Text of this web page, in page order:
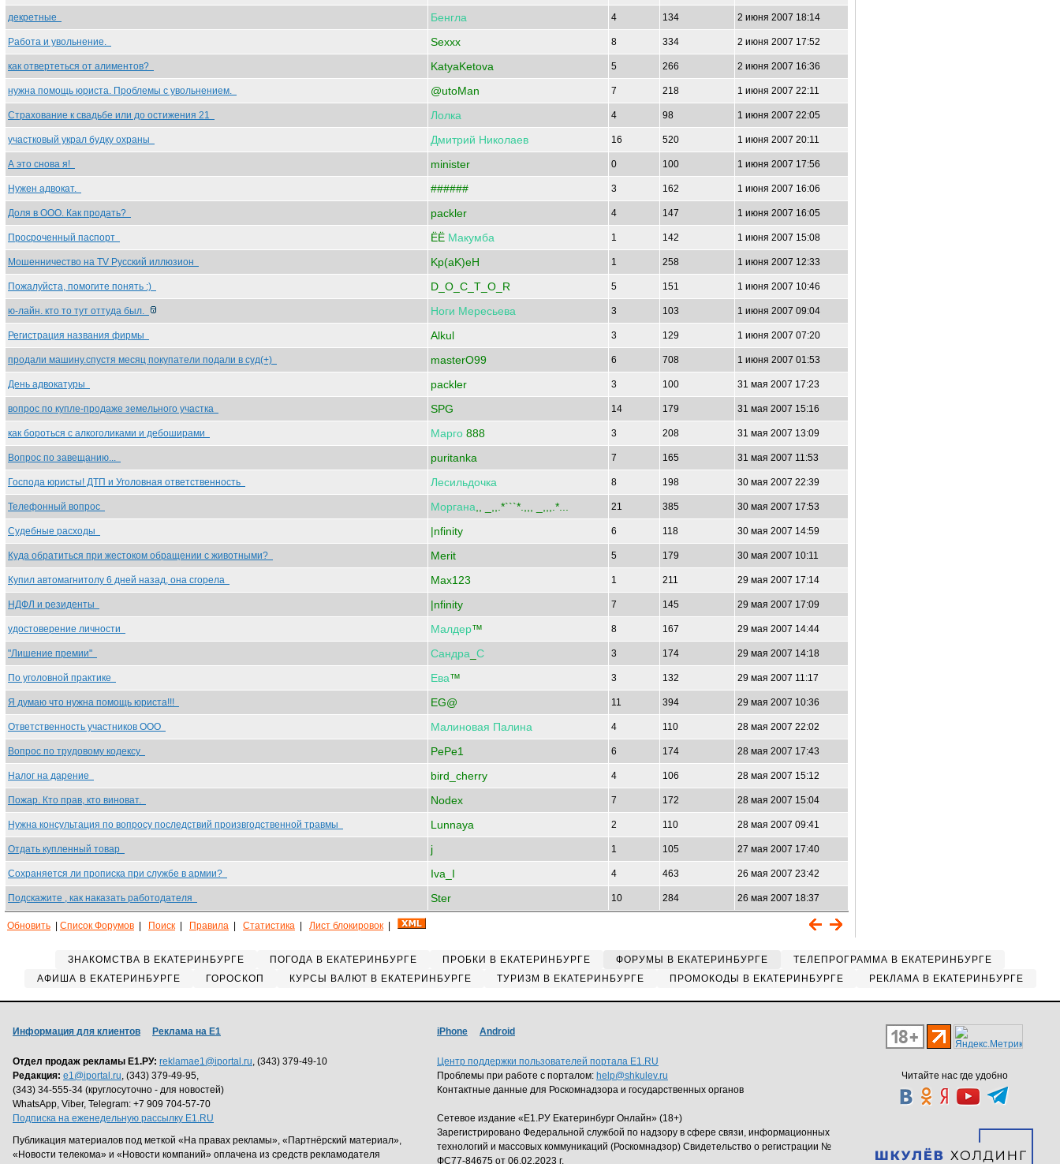
декретные Бенгла 4 134 2 июня 2007 18:14
Работа и увольнение. Sexxx 8 334 2 июня 2007 17:52
как отвертеться от алиментов? KatyaKetova 5 266 2 июня 2007 16:36
нужна помощь юриста. Проблемы с увольнением. @utoMan 7 218 1 июня 2007 22:11
Страхование к свадьбе или до остижения 21 Лолка 4 98 1 июня 2007 22:05
участковый украл будку охраны Дмитрий Николаев 16 520 1 июня 2007 20:11
А это снова я! minister 0 100 1 июня 2007 17:56
Нужен адвокат. ###### 3 162 1 июня 2007 16:06
Доля в ООО. Как продать? packler 4 147 1 июня 2007 16:05
Просроченный паспорт ЁЁ Макумба 1 142 1 июня 2007 15:08
Мошенничество на TV Русский иллюзион Kp(aK)eH 1 258 1 июня 2007 12:33
Пожалуйста, помогите понять :) D_O_C_T_O_R 5 151 1 июня 2007 10:46
ю-лайн. кто то тут оттуда был. Ноги Мересьева 3 103 1 июня 2007 09:04
Регистрация названия фирмы Alkul 3 129 1 июня 2007 07:20
продали машину.спустя месяц покупатели подали в суд(+) masterO99 6 708 1 июня 2007 01:53
День адвокатуры packler 3 100 31 мая 2007 17:23
вопрос по купле-продаже земельного участка SPG 14 179 31 мая 2007 15:16
как бороться с алкоголиками и дебоширами Марго 888 3 208 31 мая 2007 13:09
Вопрос по завещанию... puritanka 7 165 31 мая 2007 11:53
Господа юристы! ДТП и Уголовная ответственность Лесильдочка 8 198 30 мая 2007 22:39
Телефонный вопрос Моргана ,, _,,.*```*.,,, _,,,.*... 21 385 30 мая 2007 17:53
Судебные расходы |nfinity 6 118 30 мая 2007 14:59
Куда обратиться при жестоком обращении с животными? Merit 5 179 30 мая 2007 10:11
Купил автомагнитолу 6 дней назад, она сгорела Max123 1 211 29 мая 2007 17:14
НДФЛ и резиденты |nfinity 7 145 29 мая 2007 17:09
удостоверение личности Малдер™ 8 167 29 мая 2007 14:44
"Лишение премии" Сандра С 3 174 29 мая 2007 14:18
По уголовной практике Ева™ 3 132 29 мая 2007 11:17
Я думаю что нужна помощь юриста!!! EG@ 11 394 29 мая 2007 10:36
Ответственность участников ООО Малиновая Палина 4 110 28 мая 2007 22:02
Вопрос по трудовому кодексу PePe1 6 174 28 мая 2007 17:43
Налог на дарение bird_cherry 4 106 28 мая 2007 15:12
Пожар. Кто прав, кто виноват. Nodex 7 172 28 мая 2007 15:04
Нужна консультация по вопросу последствий произвгодственной травмы Lunnaya 2 110 28 мая 2007 09:41
Отдать купленный товар j 1 105 27 мая 2007 17:40
Сохраняется ли прописка при службе в армии? Iva_I 4 463 26 мая 2007 23:42
Подскажите , как наказать работодателя Ster 10 284 26 мая 2007 18:37
Обновить Список Форумов Поиск Правила Статистика Лист блокировок
ЗНАКОМСТВА В ЕКАТЕРИНБУРГЕ ПОГОДА В ЕКАТЕРИНБУРГЕ ПРОБКИ В ЕКАТЕРИНБУРГЕ ФОРУМЫ В ЕКАТЕРИНБУРГЕ
ТЕЛЕПРОГРАММА В ЕКАТЕРИНБУРГЕ
АФИША В ЕКАТЕРИНБУРГЕ
ГОРОСКОП КУРСЫ ВАЛЮТ В ЕКАТЕРИНБУРГЕ ТУРИЗМ В ЕКАТЕРИНБУРГЕ ПРОМОКОДЫ В ЕКАТЕРИНБУРГЕ РЕКЛАМА В ЕКАТЕРИНБУРГЕ
Читайте нас где удобно
Информация для клиентов Реклама на Е1
Отдел продаж рекламы Е1.РУ: reklamae1@iportal.ru, (343) 379-49-10
Редакция: e1@iportal.ru, (343) 379-49-95,
(343) 34-555-34 (круглосуточно - для новостей)
WhatsApp, Viber, Telegram: +7 909 704-57-70
Подписка на еженедельную рассылку E1.RU
Публикация материалов под меткой «На правах рекламы», «Партнёрский материал»,
«Новости телекома» и «Новости компаний» оплачена из средств рекламодателя
iPhone Android
Центр поддержки пользователей портала E1.RU
Проблемы при работе с порталом: help@shkulev.ru
Контактные данные для Роскомнадзора и государственных органов
Сетевое издание «Е1.РУ Екатеринбург Онлайн» (18+)
Зарегистрировано Федеральной службой по надзору в сфере связи, информационных
технологий и массовых коммуникаций (Роскомнадзор) Свидетельство о регистрации №
ФС77-84675 от 06.02.2023 г.